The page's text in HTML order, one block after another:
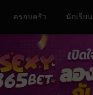
ครอบครัว นักเรียน